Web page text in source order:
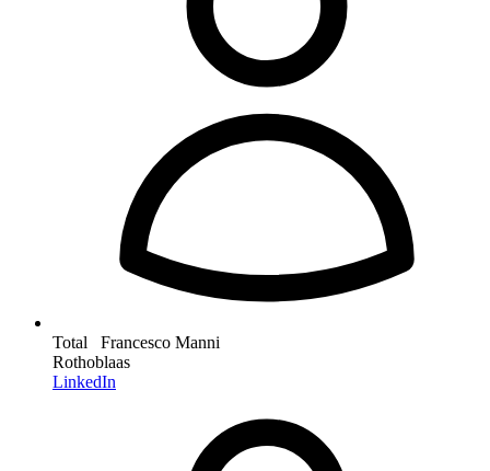
Total Francesco Manni
Rothoblaas
LinkedIn